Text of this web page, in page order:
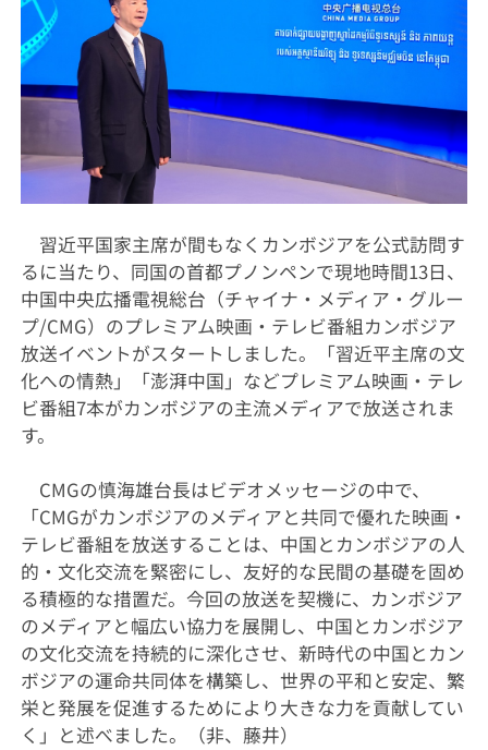
習近平国家主席が間もなくカンボジアを公式訪問す
るに当たり、同国の首都プノンペンで現地時間13日、
中国中央広播電視総台（チャイナ・メディア・グルー
プ/CMG）のプレミアム映画・テレビ番組カンボジア
放送イベントがスタートしました。「習近平主席の文
化への情熱」「澎湃中国」などプレミアム映画・テレ
ビ番組7本がカンボジアの主流メディアで放送されま
す。
CMGの慎海雄台長はビデオメッセージの中で、
「CMGがカンボジアのメディアと共同で優れた映画・
テレビ番組を放送することは、中国とカンボジアの人
的・文化交流を緊密にし、友好的な民間の基礎を固め
る積極的な措置だ。今回の放送を契機に、カンボジア
のメディアと幅広い協力を展開し、中国とカンボジア
の文化交流を持続的に深化させ、新時代の中国とカン
ボジアの運命共同体を構築し、世界の平和と安定、繁
栄と発展を促進するためにより大きな力を貢献してい
く」と述べました。（非、藤井）